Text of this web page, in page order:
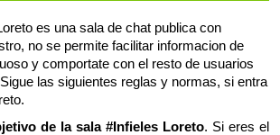
es una sala de chat publica con
no se permite facilitar informacion de
y comportate con el resto de usuarios
las siguientes reglas y normas, si entra
de la sala #Infieles Loreto. Si eres el